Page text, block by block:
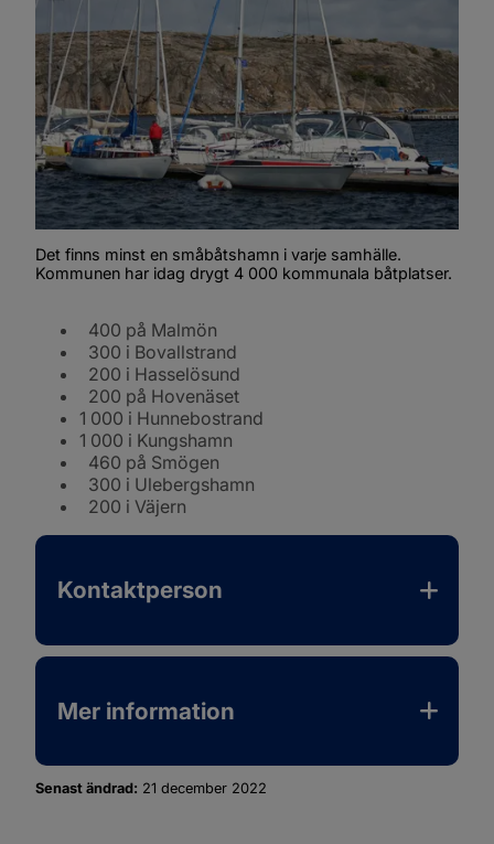
Det finns minst en småbåtshamn i varje samhälle.
Kommunen har idag drygt 4 000 kommunala båtplatser.
400 på Malmön
300 i Bovallstrand
200 i Hasselösund
200 på Hovenäset
1 000 i Hunnebostrand
1 000 i Kungshamn
460 på Smögen
300 i Ulebergshamn
200 i Väjern
Kontaktperson
Mer information
Senast ändrad: 21 december 2022